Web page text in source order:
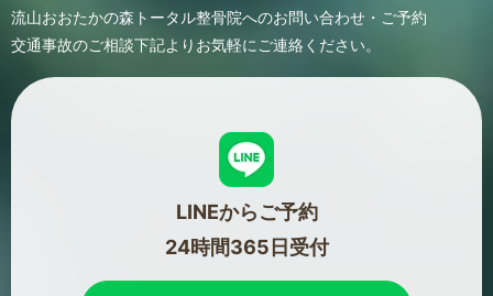
流山おおたかの森トータル整骨院へのお問い合わせ・ご予約
交通事故のご相談下記よりお気軽にご連絡ください。
LINEからご予約
24時間365日受付